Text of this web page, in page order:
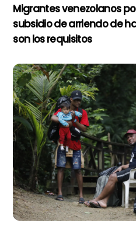
Migrantes venezolanos
subsidio de arriendo de
son los requisitos